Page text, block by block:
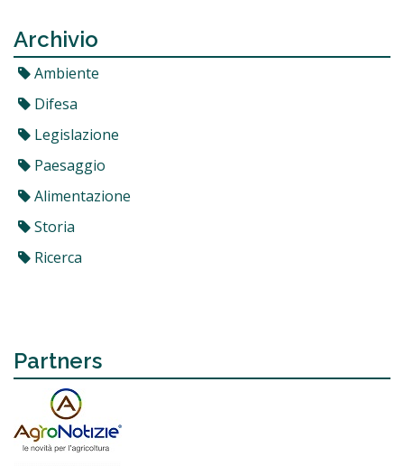
Archivio
Ambiente
Difesa
Legislazione
Paesaggio
Alimentazione
Storia
Ricerca
Partners